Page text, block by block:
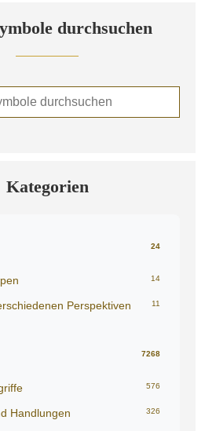
durchsuchen
Kategorien
24
14
Perspektiven 11
7268
576
Handlungen 326